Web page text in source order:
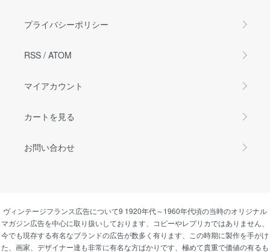
プライバシーポリシー
RSS / ATOM
マイアカウント
カートを見る
お問い合わせ
ヴィンテージフランス広告について9 1920年代～1960年代頃の当時のオリジナル
マガジン広告を中心に取り扱いしております、コピーやレプリカではありません、
今でも現存する有名なブランドの広告が数多く有ります、この時期に製作を手がけ
た、画家、デザイナー達も非常に有名な方ばかりです、極めて貴重で価値の有るも